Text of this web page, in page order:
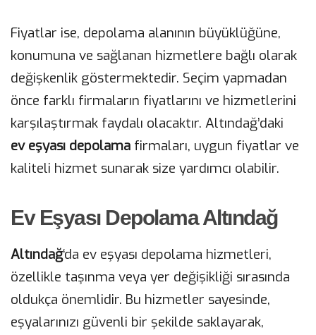
Fiyatlar ise, depolama alanının büyüklüğüne,
konumuna ve sağlanan hizmetlere bağlı olarak
değişkenlik göstermektedir. Seçim yapmadan
önce farklı firmaların fiyatlarını ve hizmetlerini
karşılaştırmak faydalı olacaktır. Altındağ’daki
ev eşyası depolama firmaları, uygun fiyatlar ve
kaliteli hizmet sunarak size yardımcı olabilir.
Ev Eşyası Depolama Altındağ
Altındağ‘da ev eşyası depolama hizmetleri,
özellikle taşınma veya yer değişikliği sırasında
oldukça önemlidir. Bu hizmetler sayesinde,
eşyalarınızı güvenli bir şekilde saklayarak,